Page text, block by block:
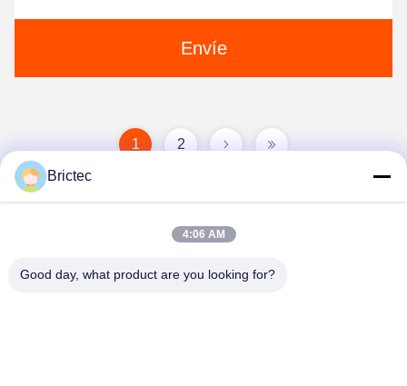
Envíe
1 2
Brictec
4:06 AM
Good day, what product are you looking for?